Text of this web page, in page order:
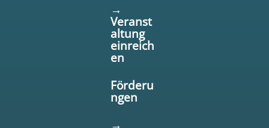
→
Veranst
altung
einreich
en
Förderu
ngen
→